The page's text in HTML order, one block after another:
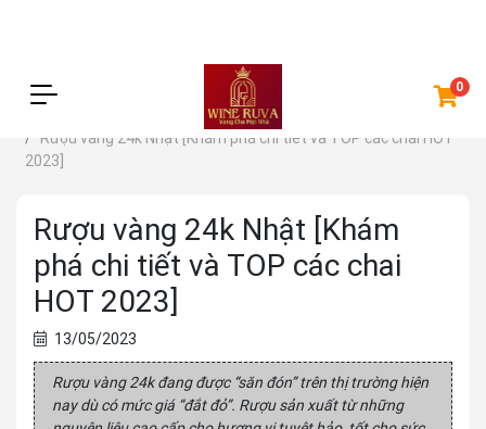
Rượu vàng 24k Nhật [Khám phá chi tiết và TOP các chai HOT
2023]
Rượu vàng 24k Nhật [Khám
phá chi tiết và TOP các chai
HOT 2023]
13/05/2023
Rượu vàng 24k đang được “săn đón” trên thị trường hiện
nay dù có mức giá “đắt đỏ”. Rượu sản xuất từ những